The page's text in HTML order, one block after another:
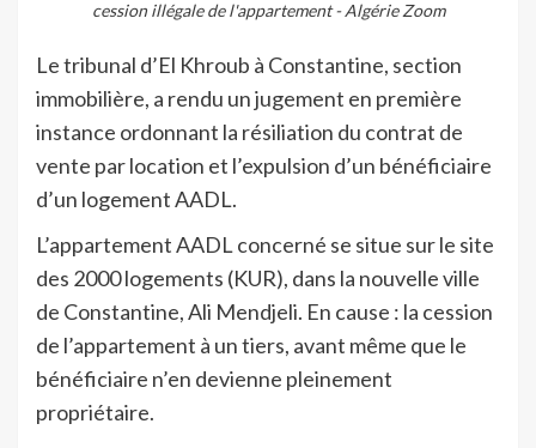
cession illégale de l'appartement - Algérie Zoom
Le tribunal d’El Khroub à Constantine, section
immobilière, a rendu un jugement en première
instance ordonnant la résiliation du contrat de
vente par location et l’expulsion d’un bénéficiaire
d’un logement AADL.
L’appartement AADL concerné se situe sur le site
des 2000 logements (KUR), dans la nouvelle ville
de Constantine, Ali Mendjeli. En cause : la cession
de l’appartement à un tiers, avant même que le
bénéficiaire n’en devienne pleinement
propriétaire.